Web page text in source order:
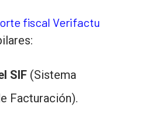
fiscal Verifactu
SIF (Sistema
Facturación).